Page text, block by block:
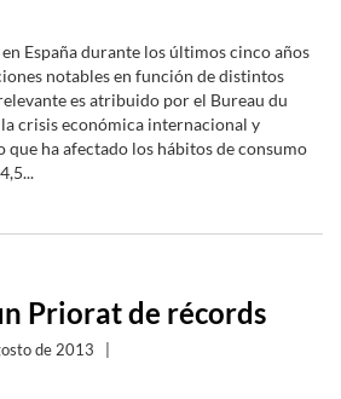
España durante los últimos cinco años
notables en función de distintos
es atribuido por el Bureau du
la crisis económica internacional y
que ha afectado los hábitos de consumo
Priorat de récords
de 2013